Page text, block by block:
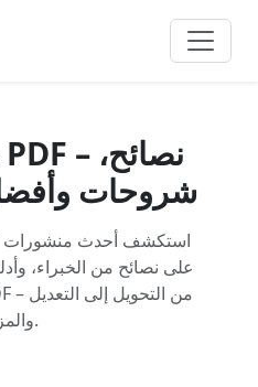
شروحات
استكشف أحدث منشورات
على نصائح من الخبراء،
والمزيد.